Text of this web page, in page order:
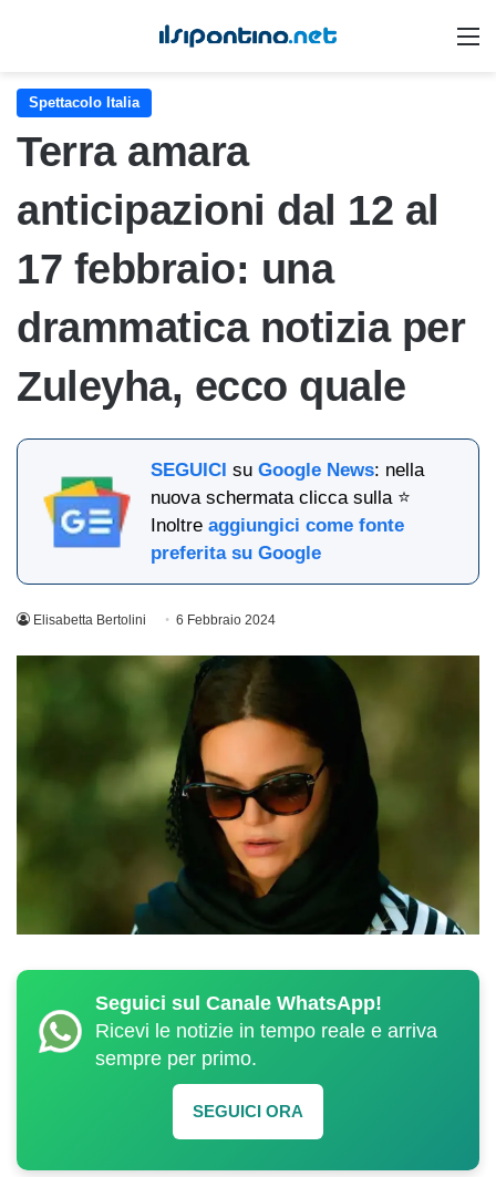
Spettacolo Italia
Terra amara
anticipazioni dal 12 al
17 febbraio: una
drammatica notizia per
Zuleyha, ecco quale
SEGUICI suGoogle News: nella
nuova schermata clicca sulla ⭐
Inoltreaggiungici come fonte
preferita su Google
Elisabetta Bertolini 6 Febbraio 2024
Seguici sul Canale WhatsApp!
Ricevi le notizie in tempo reale e arriva
sempre per primo.
SEGUICI ORA